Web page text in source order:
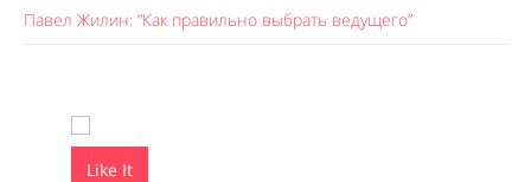
Павел Жилин: “Как правильно выбрать ведущего”
Like It